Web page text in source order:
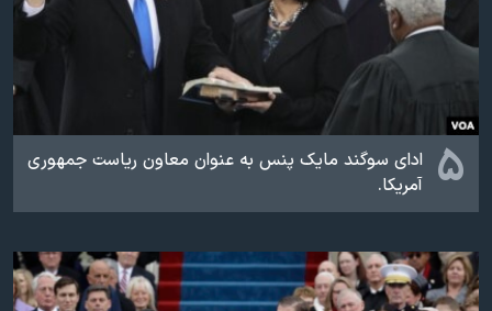
۵
ادای سوگند مایک پنس به عنوان معاون ریاست جمهوری
آمریکا.